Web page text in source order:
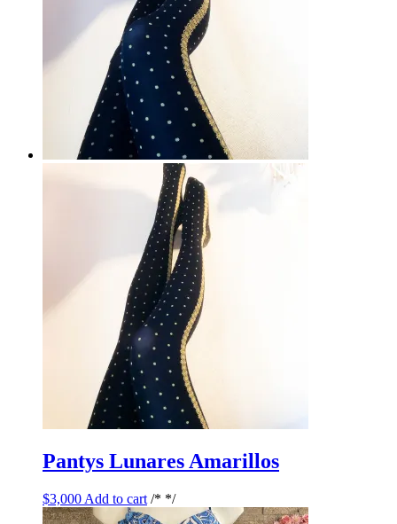
Pantys Lunares Amarillos
$3,000 Add to cart /* */